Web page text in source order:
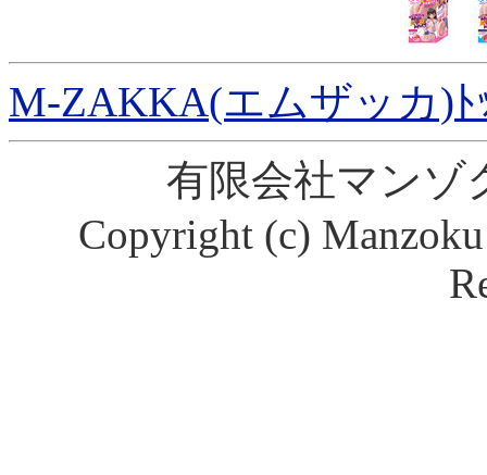
M-ZAKKA(エムザッカ)ﾄ
有限会社マンゾ
Copyright (c)